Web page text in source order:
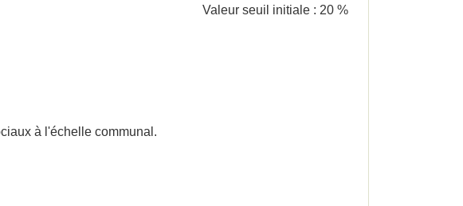
Valeur seuil initiale : 20 %
à l'échelle communal.